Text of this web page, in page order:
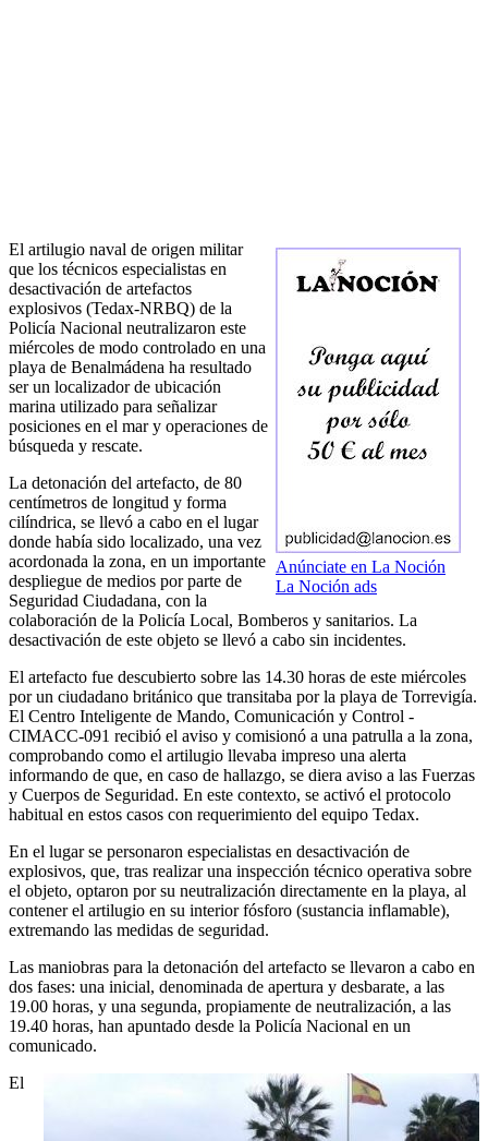
Anúnciate en La Noción
La Noción ads
El artilugio naval de origen militar
que los técnicos especialistas en
desactivación de artefactos
explosivos (Tedax-NRBQ) de la
Policía Nacional neutralizaron este
miércoles de modo controlado en una
playa de Benalmádena ha resultado
ser un localizador de ubicación
marina utilizado para señalizar
posiciones en el mar y operaciones de
búsqueda y rescate.
La detonación del artefacto, de 80
centímetros de longitud y forma
cilíndrica, se llevó a cabo en el lugar
donde había sido localizado, una vez
acordonada la zona, en un importante
despliegue de medios por parte de
Seguridad Ciudadana, con la
colaboración de la Policía Local, Bomberos y sanitarios. La
desactivación de este objeto se llevó a cabo sin incidentes.
El artefacto fue descubierto sobre las 14.30 horas de este miércoles
por un ciudadano británico que transitaba por la playa de Torrevigía.
El Centro Inteligente de Mando, Comunicación y Control -
CIMACC-091 recibió el aviso y comisionó a una patrulla a la zona,
comprobando como el artilugio llevaba impreso una alerta
informando de que, en caso de hallazgo, se diera aviso a las Fuerzas
y Cuerpos de Seguridad. En este contexto, se activó el protocolo
habitual en estos casos con requerimiento del equipo Tedax.
En el lugar se personaron especialistas en desactivación de
explosivos, que, tras realizar una inspección técnico operativa sobre
el objeto, optaron por su neutralización directamente en la playa, al
contener el artilugio en su interior fósforo (sustancia inflamable),
extremando las medidas de seguridad.
Las maniobras para la detonación del artefacto se llevaron a cabo en
dos fases: una inicial, denominada de apertura y desbarate, a las
19.00 horas, y una segunda, propiamente de neutralización, a las
19.40 horas, han apuntado desde la Policía Nacional en un
comunicado.
El